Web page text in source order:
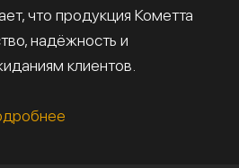
что продукция Кометта
надёжность и
клиентов.